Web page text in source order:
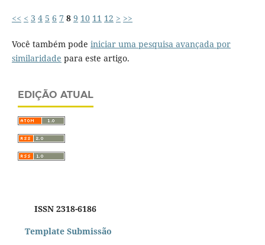
<< < 3 4 5 6 7 8 9 10 11 12 > >>
Você também pode iniciar uma pesquisa avançada por
similaridade para este artigo.
EDIÇÃO ATUAL
ISSN 2318-6186
Template Submissão